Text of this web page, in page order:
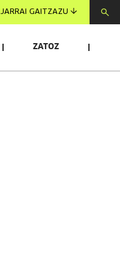
JARRAI GAITZAZU
ZATOZ